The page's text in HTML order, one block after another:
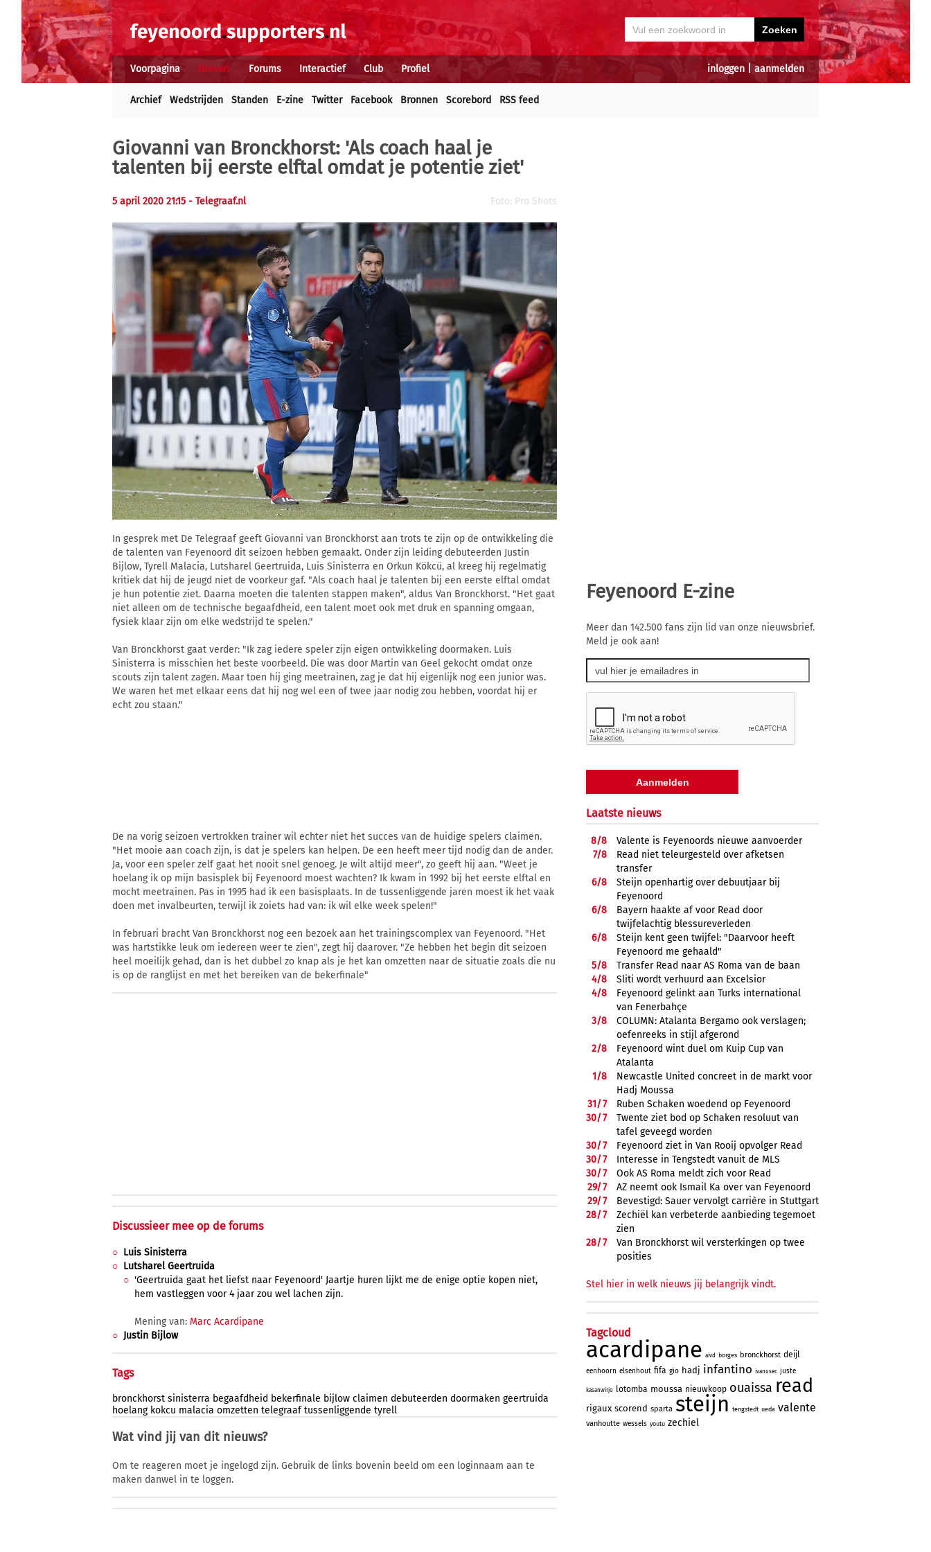
inloggen aanmelden
Voorpagina Nieuws Forums Interactief Club Profiel
Archief Wedstrijden Standen E-zine Twitter Facebook Bronnen Scorebord RSS feed
Giovanni van Bronckhorst: 'Als coach haal je
talenten bij eerste elftal omdat je potentie ziet'
5 april 2020 21:15 - Telegraaf.nl Foto: Pro Shots
In gesprek met De Telegraaf geeft Giovanni van Bronckhorst aan trots te zijn op de ontwikkeling die
de talenten van Feyenoord dit seizoen hebben gemaakt. Onder zijn leiding debuteerden Justin
Bijlow, Tyrell Malacia, Lutsharel Geertruida, Luis Sinisterra en Orkun Kökcü, al kreeg hij regelmatig
kritiek dat hij de jeugd niet de voorkeur gaf. "Als coach haal je talenten bij een eerste elftal omdat
je hun potentie ziet. Daarna moeten die talenten stappen maken", aldus Van Bronckhorst. "Het gaat
niet alleen om de technische begaafdheid, een talent moet ook met druk en spanning omgaan,
fysiek klaar zijn om elke wedstrijd te spelen."
Van Bronckhorst gaat verder: "Ik zag iedere speler zijn eigen ontwikkeling doormaken. Luis
Sinisterra is misschien het beste voorbeeld. Die was door Martin van Geel gekocht omdat onze
scouts zijn talent zagen. Maar toen hij ging meetrainen, zag je dat hij eigenlijk nog een junior was.
We waren het met elkaar eens dat hij nog wel een of twee jaar nodig zou hebben, voordat hij er
echt zou staan."
De na vorig seizoen vertrokken trainer wil echter niet het succes van de huidige spelers claimen.
"Het mooie aan coach zijn, is dat je spelers kan helpen. De een heeft meer tijd nodig dan de ander.
Ja, voor een speler zelf gaat het nooit snel genoeg. Je wilt altijd meer", zo geeft hij aan. "Weet je
hoelang ik op mijn basisplek bij Feyenoord moest wachten? Ik kwam in 1992 bij het eerste elftal en
mocht meetrainen. Pas in 1995 had ik een basisplaats. In de tussenliggende jaren moest ik het vaak
doen met invalbeurten, terwijl ik zoiets had van: ik wil elke week spelen!"
In februari bracht Van Bronckhorst nog een bezoek aan het trainingscomplex van Feyenoord. "Het
was hartstikke leuk om iedereen weer te zien", zegt hij daarover. "Ze hebben het begin dit seizoen
heel moeilijk gehad, dan is het dubbel zo knap als je het kan omzetten naar de situatie zoals die nu
is op de ranglijst en met het bereiken van de bekerfinale"
Discussieer mee op de forums
Luis Sinisterra
Lutsharel Geertruida
'Geertruida gaat het liefst naar Feyenoord' Jaartje huren lijkt me de enige optie kopen niet,
hem vastleggen voor 4 jaar zou wel lachen zijn.
Mening van: Marc Acardipane
Justin Bijlow
Tags
bronckhorst sinisterra begaafdheid bekerfinale bijlow claimen debuteerden doormaken geertruida
hoelang kokcu malacia omzetten telegraaf tussenliggende tyrell
Wat vind jij van dit nieuws?
Om te reageren moet je ingelogd zijn. Gebruik de links bovenin beeld om een loginnaam aan te
maken danwel in te loggen.
Feyenoord E-zine
Meer dan 142.500 fans zijn lid van onze nieuwsbrief.
Meld je ook aan!
Laatste nieuws
8/8
Valente is Feyenoords nieuwe aanvoerder
7/8
Read niet teleurgesteld over afketsen
transfer
6/8
Steijn openhartig over debuutjaar bij
Feyenoord
6/8
Bayern haakte af voor Read door
twijfelachtig blessureverleden
6/8
Steijn kent geen twijfel: "Daarvoor heeft
Feyenoord me gehaald"
5/8
Transfer Read naar AS Roma van de baan
4/8
Sliti wordt verhuurd aan Excelsior
4/8
Feyenoord gelinkt aan Turks international
van Fenerbahçe
3/8
COLUMN: Atalanta Bergamo ook verslagen;
oefenreeks in stijl afgerond
2/8
Feyenoord wint duel om Kuip Cup van
Atalanta
1/8
Newcastle United concreet in de markt voor
Hadj Moussa
31/7
Ruben Schaken woedend op Feyenoord
30/7
Twente ziet bod op Schaken resoluut van
tafel geveegd worden
30/7
Feyenoord ziet in Van Rooij opvolger Read
30/7
Interesse in Tengstedt vanuit de MLS
30/7
Ook AS Roma meldt zich voor Read
29/7
AZ neemt ook Ismail Ka over van Feyenoord
29/7
Bevestigd: Sauer vervolgt carrière in Stuttgart
28/7
Zechiël kan verbeterde aanbieding tegemoet
zien
28/7
Van Bronckhorst wil versterkingen op twee
posities
Stel hier in welk nieuws jij belangrijk vindt.
Tagcloud
acardipane aivd borges bronckhorst deijl
eenhoorn elsenhout fifa gio hadj infantino ivanusec juste
kasanwirjo lotomba moussa nieuwkoop ouaissa read
rigaux scorend sparta steijn tengstedt ueda valente
vanhoutte wessels youtu zechiel